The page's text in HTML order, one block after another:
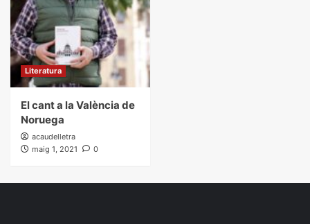
Literatura
El cant a la València de
Noruega
acaudelletra
maig 1, 2021
0